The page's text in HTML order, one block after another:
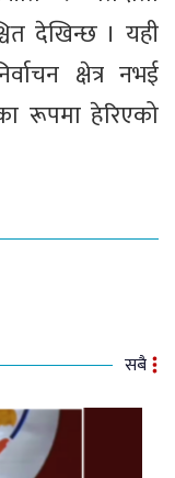
देखिन्छ । यही
क्षेत्र नभई
रूपमा हेरिएको
सबै